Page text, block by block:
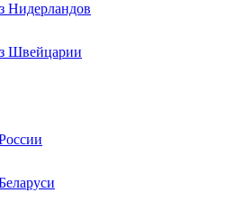
Нидерландов
Швейцарии